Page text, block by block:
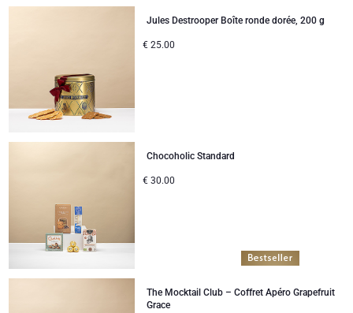
Jules Destrooper Boîte ronde dorée, 200 g
€ 25.00
Chocoholic Standard
€ 30.00
The Mocktail Club – Coffret Apéro Grapefruit
Grace